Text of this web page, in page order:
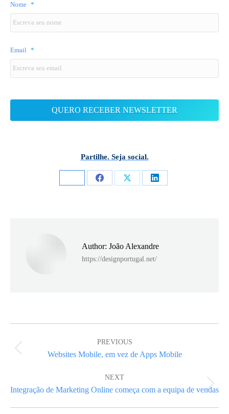
Nome *
Email *
Partilhe. Seja social.
Share
Share
Share
Author: João Alexandre
https://designportugal.net/
navigation
PREVIOUS
Previous
Websites Mobile, em vez de Apps Mobile
NEXT
Next
Integração de Marketing Online começa com a equipa de vendas